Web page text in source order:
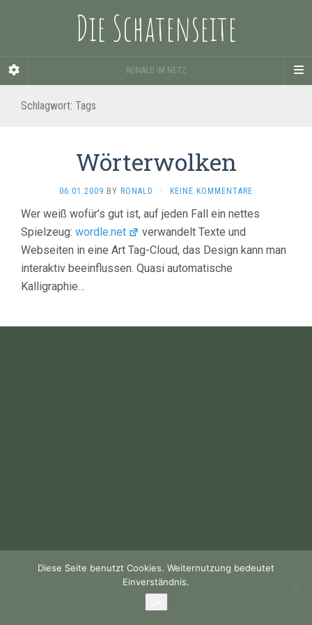
Die Schatenseite
RONALD IM NETZ
Schlagwort: Tags
Wörterwolken
06.01.2009 BY RONALD · KEINE KOMMENTARE
Wer weiß wofür’s gut ist, auf jeden Fall ein nettes
Spielzeug: wordle.net
verwandelt Texte und
Webseiten in eine Art Tag-Cloud, das Design kann man
interaktiv beeinflussen. Quasi automatische
Kalligraphie…
Diese Seite benutzt Cookies. Weiternutzung bedeutet
Einverständnis.